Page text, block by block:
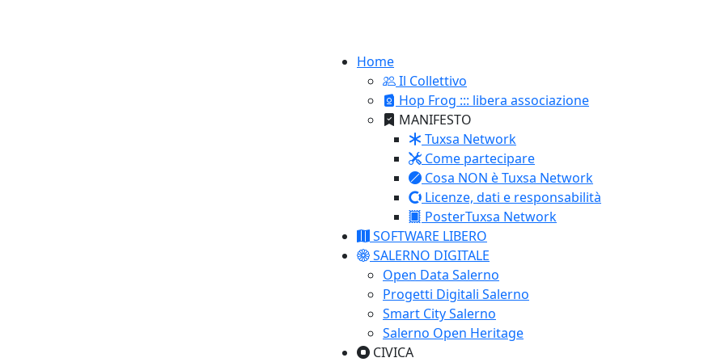
Home
Il Collettivo
Hop Frog ::: libera associazione
MANIFESTO
Tuxsa Network
Come partecipare
Cosa NON è Tuxsa Network
Licenze, dati e responsabilità
PosterTuxsa Network
SOFTWARE LIBERO
SALERNO DIGITALE
Open Data Salerno
Progetti Digitali Salerno
Smart City Salerno
Salerno Open Heritage
CIVICA